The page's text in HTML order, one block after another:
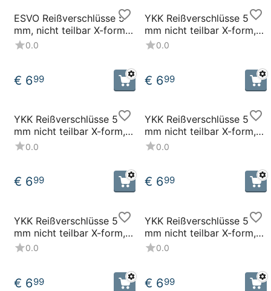
ESVO Reißverschlüsse 5
mm, nicht teilbar X-form
sand
0.0
€ 699
YKK Reißverschlüsse 5
mm nicht teilbar X-form,
weiß
0.0
€ 699
YKK Reißverschlüsse 5
mm nicht teilbar X-form,
sand
0.0
€ 699
YKK Reißverschlüsse 5
mm nicht teilbar X-form,
leichtgrau
0.0
€ 699
YKK Reißverschlüsse 5
mm nicht teilbar X-form,
schwarz
0.0
€ 699
YKK Reißverschlüsse 5
mm nicht teilbar X-form,
dunkelgrau
0.0
€ 699